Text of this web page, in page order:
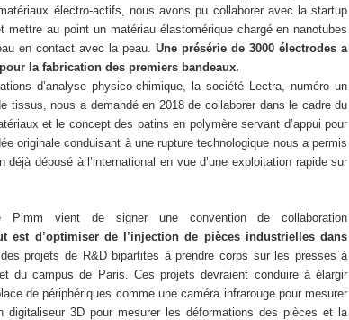
électro-actifs, nous avons pu collaborer avec la startup
mettre au point un matériau élastomérique chargé en nanotubes
en contact avec la peau. Une présérie de 3000 électrodes a
la fabrication des premiers bandeaux.
d’analyse physico-chimique, la société Lectra, numéro un
tissus, nous a demandé en 2018 de collaborer dans le cadre du
et le concept des patins en polymère servant d’appui pour
originale conduisant à une rupture technologique nous a permis
déjà déposé à l’international en vue d’une exploitation rapide sur
vient de signer une convention de collaboration
est d’optimiser de l’injection de pièces industrielles dans
projets de R&D bipartites à prendre corps sur les presses à
du campus de Paris. Ces projets devraient conduire à élargir
de périphériques comme une caméra infrarouge pour mesurer
digitaliseur 3D pour mesurer les déformations des pièces et la